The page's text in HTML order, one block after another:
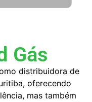
Gás
distribuidora de
oferecendo
mas também